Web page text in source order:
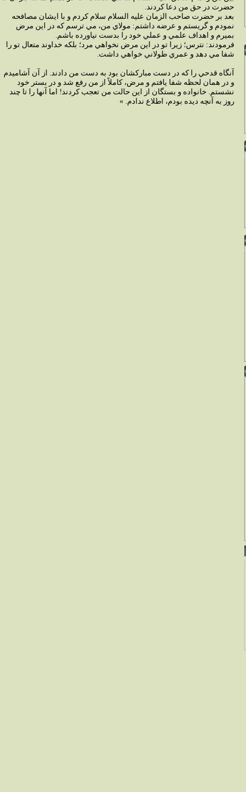
حضرت در حق من دعا کردند.
بعد بر حضرت صاحب الزمان عليه السلام سلام کردم و با ايشان مصافحه
نمودم و گريستم و عرضه داشتم: مولاي من، مي ترسم که در اين مرض
بميرم و اهداف علمي و عملي خود را بدست نياورده باشم.
فرمودند: نترس؛ زيرا تو در اين مرض نخواهي مرد؛ بلکه خداوند متعال تو را
شفا مي دهد و عمري طولاني خواهي داشت.
آنگاه قدحي را که در دست مبارکشان بود به دست من دادند. از آن آشاميدم
و در همان لحظه شفا يافتم و مرض، کاملاً از من رفع شد و در بستر خود
نشستم. خانواده و بستگان از اين حالت من تعجب کردند! اما آنها را تا چند
روز به آنچه ديده بودم، اطلاع ندادم. »